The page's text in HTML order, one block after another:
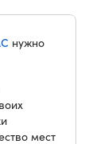
нужно
мест